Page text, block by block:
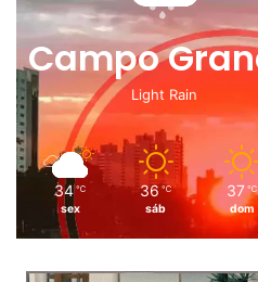
Campo
Light Rain
34 ℃
sex
36 ℃
sáb
37 ℃
dom